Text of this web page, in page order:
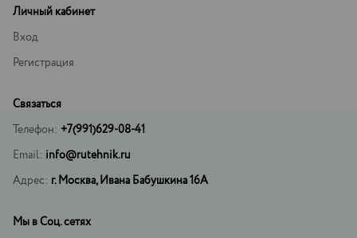
Личный кабинет
Вход
Регистрация
Связаться
Телефон: +7(991)629-08-41
Email: info@rutehnik.ru
Адрес: г. Москва, Ивана Бабушкина 16А
Мы в Соц. сетях